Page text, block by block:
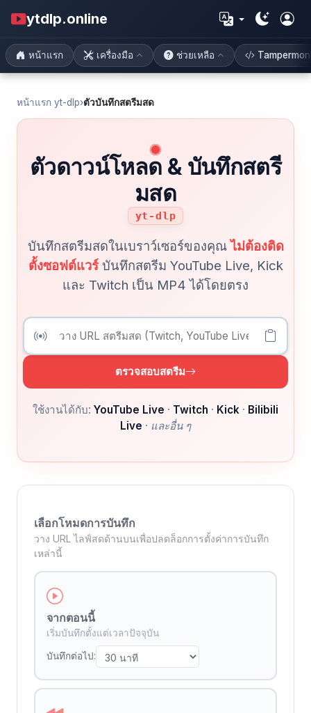
ytdlp.online
หน้าแรก เครื่องมือ ช่วยเหลือ
หน้าแรก yt-dlp›ตัวบันทึกสตรีมสด
ตัวดาวน์โหลด & บันทึกสตรี
มสด
yt-dlp
บันทึกสตรีมสดในเบราว์เซอร์ของคุณไม่ต้องติด
ตั้งซอฟต์แวร์บันทึกสตรีม YouTube Live, Kick
และ Twitch เป็น MP4 ได้โดยตรง
ตรวจสอบสตรีม
ใช้งานได้กับ: YouTube Live · Twitch · Kick · Bilibili
Live · และอื่น ๆ
เลือกโหมดการบันทึก
วาง URL ไลฟ์สดด้านบนเพื่อปลดล็อกการตั้งค่าการบันทึก
เหล่านี้
จากตอนนี้
เริ่มบันทึกตั้งแต่เวลาปัจจุบัน
บันทึกต่อไป: